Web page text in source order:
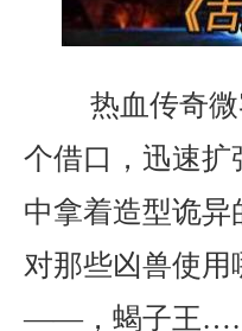
热血传奇微
个借口，迅速扩
中拿着造型诡
对那些凶兽使
——，蝎子王……